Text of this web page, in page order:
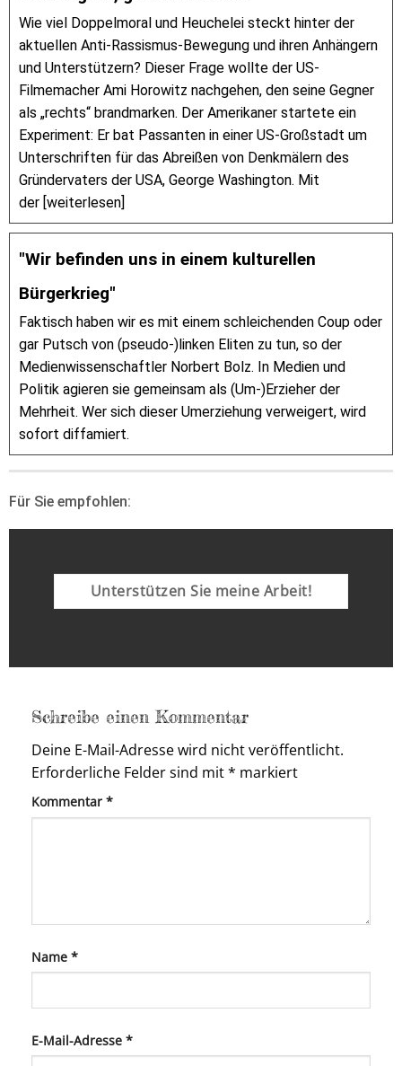
Wie viel Doppelmoral und Heuchelei steckt hinter der
aktuellen Anti-Rassismus-Bewegung und ihren Anhängern
und Unterstützern? Dieser Frage wollte der US-
Filmemacher Ami Horowitz nachgehen, den seine Gegner
als „rechts“ brandmarken. Der Amerikaner startete ein
Experiment: Er bat Passanten in einer US-Großstadt um
Unterschriften für das Abreißen von Denkmälern des
Gründervaters der USA, George Washington. Mit
der [weiterlesen]
"Wir befinden uns in einem kulturellen
Bürgerkrieg"
Faktisch haben wir es mit einem schleichenden Coup oder
gar Putsch von (pseudo-)linken Eliten zu tun, so der
Medienwissenschaftler Norbert Bolz. In Medien und
Politik agieren sie gemeinsam als (Um-)Erzieher der
Mehrheit. Wer sich dieser Umerziehung verweigert, wird
sofort diffamiert.
Für Sie empfohlen:
Unterstützen Sie meine Arbeit!
Schreibe einen Kommentar
Deine E-Mail-Adresse wird nicht veröffentlicht.
Erforderliche Felder sind mit* markiert
Kommentar *
Name *
E-Mail-Adresse *